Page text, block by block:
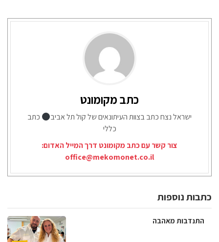
כתב מקומונט
ישראל נצח כתב בצוות העיתונאים של קול תל אביב
כתב
כללי
צור קשר עם כתב מקומונט דרך המייל האדום:
office@mekomonet.co.il
כתבות נוספות
התנדבות מאהבה